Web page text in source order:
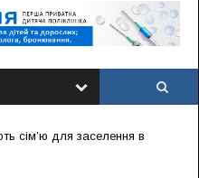
сім’ю для заселення в